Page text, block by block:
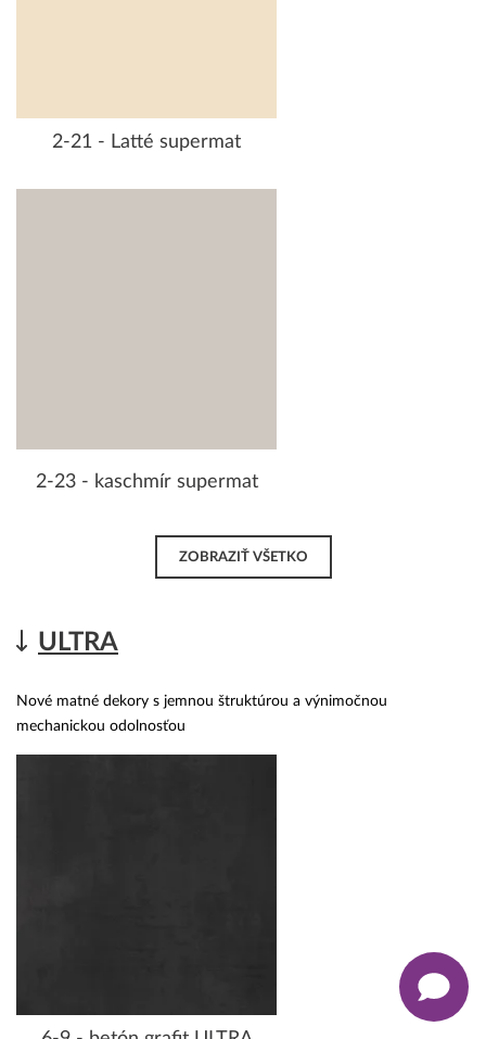
2-21 - Latté supermat
2-23 - kaschmír supermat
ZOBRAZIŤ VŠETKO
ULTRA
Nové matné dekory s jemnou štruktúrou a výnimočnou
mechanickou odolnosťou